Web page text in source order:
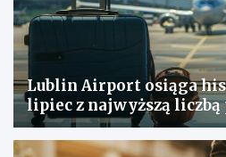
Lublin Airport osiąga
lipiec z najwyższą liczbą